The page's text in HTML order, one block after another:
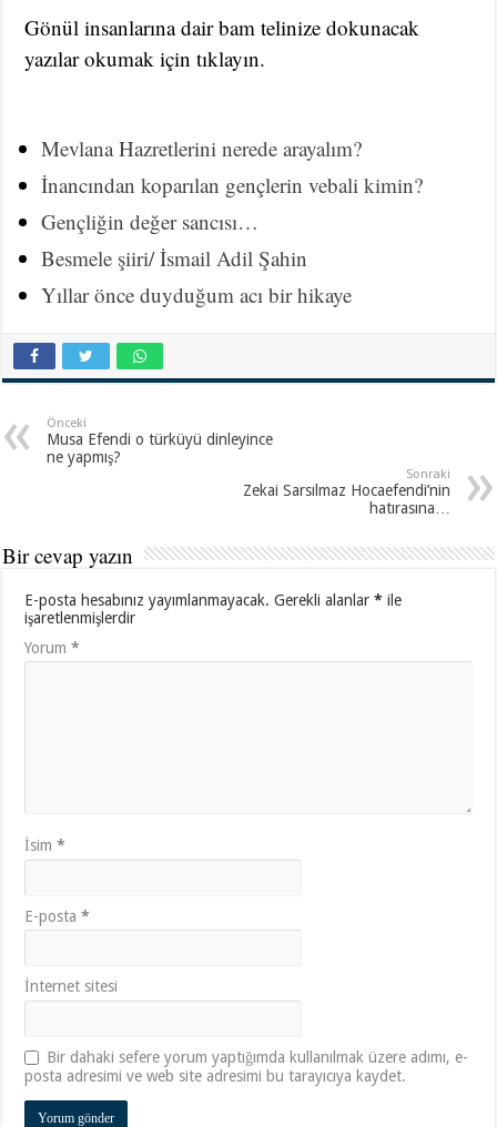
Gönül insanlarına dair bam telinize dokunacak
yazılar okumak için tıklayın.
Mevlana Hazretlerini nerede arayalım?
İnancından koparılan gençlerin vebali kimin?
Gençliğin değer sancısı…
Besmele şiiri/ İsmail Adil Şahin
Yıllar önce duyduğum acı bir hikaye
Önceki
Musa Efendi o türküyü dinleyince
ne yapmış?
Sonraki
Zekai Sarsılmaz Hocaefendi’nin
hatırasına…
Bir cevap yazın
E-posta hesabınız yayımlanmayacak. Gerekli alanlar* ile
işaretlenmişlerdir
Yorum*
İsim*
E-posta*
İnternet sitesi
Bir dahaki sefere yorum yaptığımda kullanılmak üzere adımı, e-
posta adresimi ve web site adresimi bu tarayıcıya kaydet.